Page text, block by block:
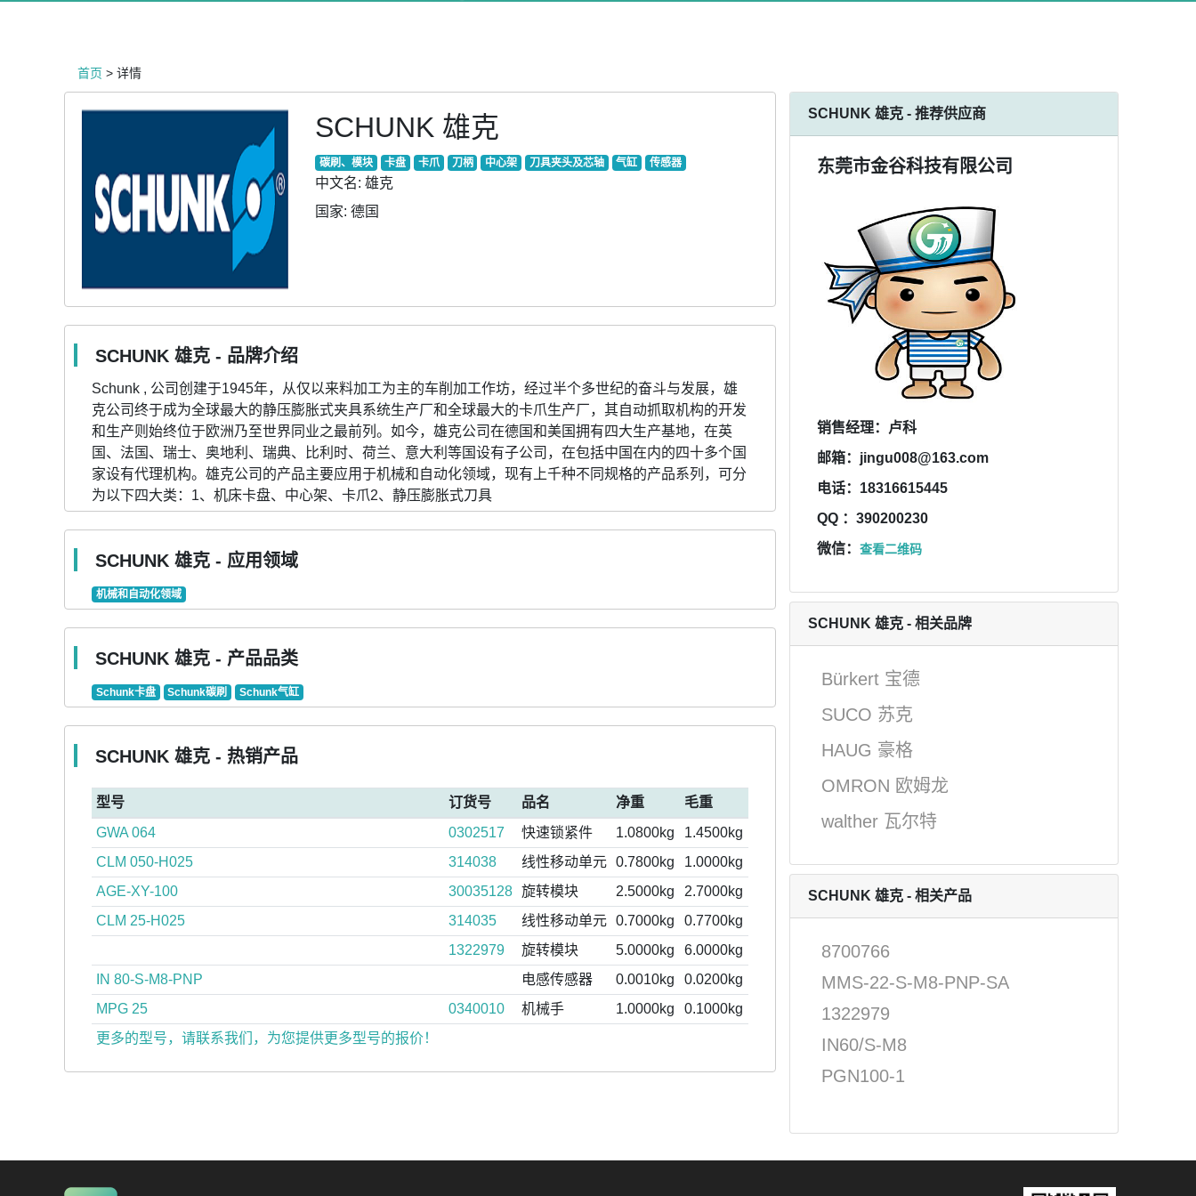
首页 > 详情
SCHUNK 雄克
碳刷、模块 卡盘 卡爪 刀柄 中心架 刀具夹头及芯轴 气缸 传感器
中文名: 雄克
国家: 德国
SCHUNK 雄克 - 品牌介绍
Schunk , 公司创建于1945年，从仅以来料加工为主的车削加工作坊，经过半个多世纪的奋斗与发展，雄
克公司终于成为全球最大的静压膨胀式夹具系统生产厂和全球最大的卡爪生产厂，其自动抓取机构的开发
和生产则始终位于欧洲乃至世界同业之最前列。如今，雄克公司在德国和美国拥有四大生产基地，在英
国、法国、瑞士、奥地利、瑞典、比利时、荷兰、意大利等国设有子公司，在包括中国在内的四十多个国
家设有代理机构。雄克公司的产品主要应用于机械和自动化领域，现有上千种不同规格的产品系列，可分
为以下四大类：1、机床卡盘、中心架、卡爪2、静压膨胀式刀具
SCHUNK 雄克 - 应用领域
机械和自动化领域
SCHUNK 雄克 - 产品品类
Schunk卡盘 Schunk碳刷 Schunk气缸
SCHUNK 雄克 - 热销产品
型号 订货号 品名 净重
毛重
GWA 064
0302517 快速锁紧件 1.0800kg
1.4500kg
CLM 050-H025
314038 线性移动单元 0.7800kg
1.0000kg
AGE-XY-100
30035128 旋转模块 2.5000kg
2.7000kg
CLM 25-H025
314035 线性移动单元 0.7000kg
0.7700kg
1322979
旋转模块 5.0000kg
6.0000kg
IN 80-S-M8-PNP
电感传感器 0.0010kg
0.0200kg
MPG 25
0340010 机械手 1.0000kg
0.1000kg
更多的型号，请联系我们，为您提供更多型号的报价！
SCHUNK 雄克 - 推荐供应商
东莞市金谷科技有限公司
销售经理：卢科
邮箱：jingu008@163.com
电话：18316615445
QQ ：390200230
微信： 查看二维码
SCHUNK 雄克 - 相关品牌
Bürkert 宝德
SUCO 苏克
HAUG 豪格
OMRON 欧姆龙
walther 瓦尔特
SCHUNK 雄克 - 相关产品
8700766
MMS-22-S-M8-PNP-SA
1322979
IN60/S-M8
PGN100-1